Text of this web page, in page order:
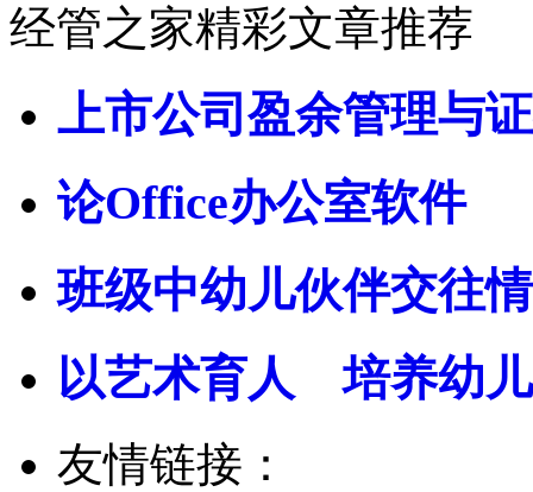
经管之家精彩文章推荐
上市公司盈余管理与
论Office办公室软件
班级中幼儿伙伴交往
以艺术育人 培养幼
友情链接：